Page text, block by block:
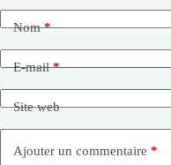
Nom*
E-mail*
Site web
Ajouter un commentaire *